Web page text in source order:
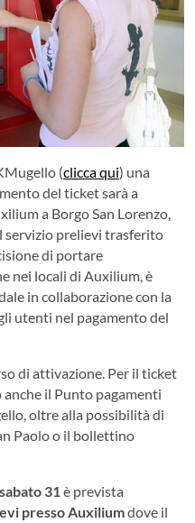
(clicca qui) una
del ticket sarà a
a Borgo San Lorenzo,
servizio prelievi trasferito
di portare
nei locali di Auxilium, è
in collaborazione con la
utenti nel pagamento del
di attivazione. Per il ticket
il Punto pagamenti
oltre alla possibilità di
Paolo o il bollettino
31è prevista
presso Auxiliumdove il